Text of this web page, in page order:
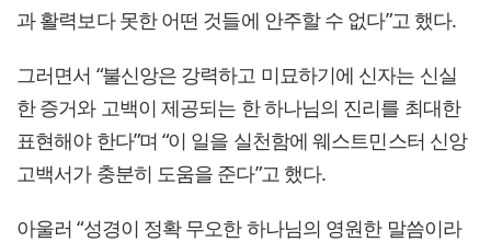
과 활력보다 못한 어떤 것들에 안주할 수 없다”고 했다.
그러면서 “불신앙은 강력하고 미묘하기에 신자는 신실
한 증거와 고백이 제공되는 한 하나님의 진리를 최대한
표현해야 한다”며 “이 일을 실천함에 웨스트민스터 신앙
고백서가 충분히 도움을 준다”고 했다.
아울러 “성경이 정확 무오한 하나님의 영원한 말씀이라